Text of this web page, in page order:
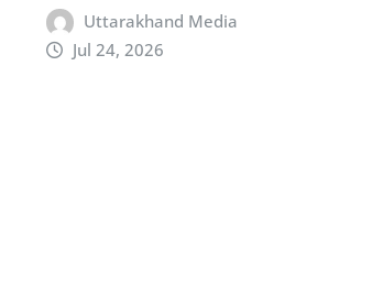
Uttarakhand Media
Jul 24, 2026